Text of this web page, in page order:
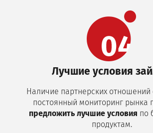
Лучшие условия
Наличие партнерских
постоянный мониторинг рынка
предложить лучшие условия по
продуктам.